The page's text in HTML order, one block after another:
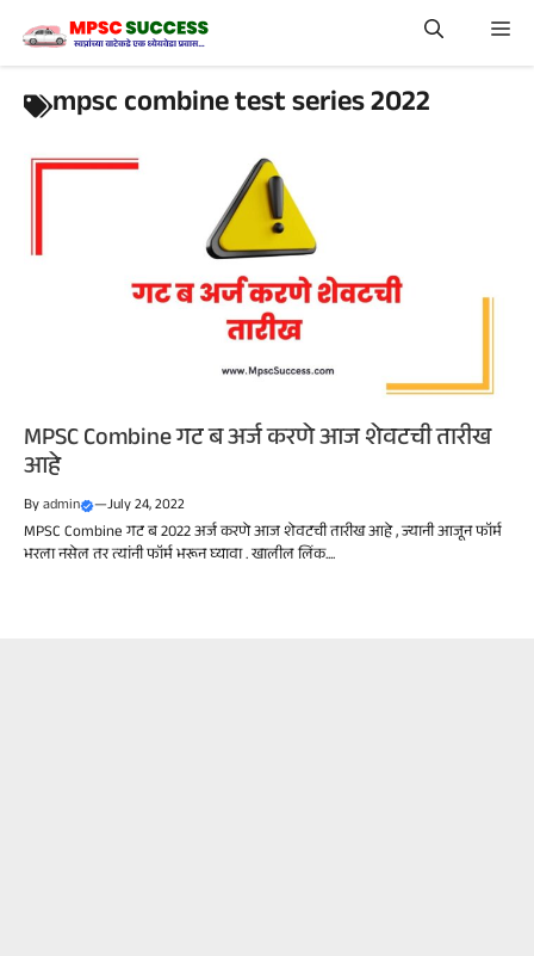
content
mpsc combine test series 2022
MPSC Combine गट ब अर्ज करणे आज शेवटची तारीख
आहे
Byadmin —July 24, 2022
MPSC Combine गट ब 2022 अर्ज करणे आज शेवटची तारीख आहे , ज्यानी आजून फॉर्म
भरला नसेल तर त्यांनी फॉर्म भरून घ्यावा . खालील लिंक....